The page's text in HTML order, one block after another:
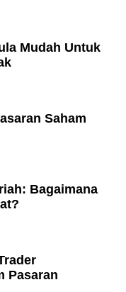
Mudah Untuk
Saham
Bagaimana
Pasaran